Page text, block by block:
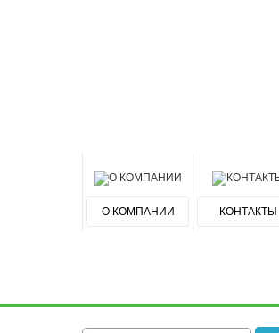
О КОМПАНИИ
КОНТАКТЫ